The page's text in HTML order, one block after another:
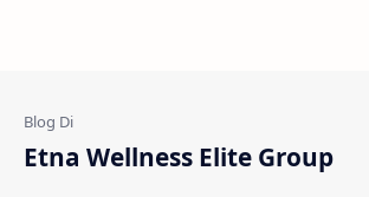
Estratto Di Ulivo Fibre Naturali
Etna Wellness Elite Group